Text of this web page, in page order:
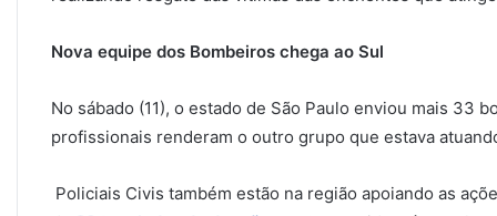
Nova equipe dos Bombeiros chega ao Sul
No sábado (11), o estado de São Paulo enviou mais 33
profissionais renderam o outro grupo que estava
Policiais Civis também estão na região apoiando as